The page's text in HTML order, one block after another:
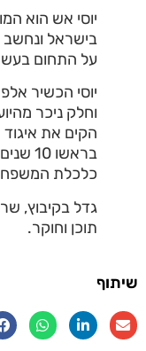
יוסי אש הוא
בישראל ונחשב
על התחום
יוסי הכשיר
וחלק ניכר
הקים את
כלכלת המשפחה
גדל בקיבוץ,
תוכן וחוקר.
שיתוף